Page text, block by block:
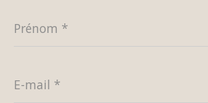
*
mail
*